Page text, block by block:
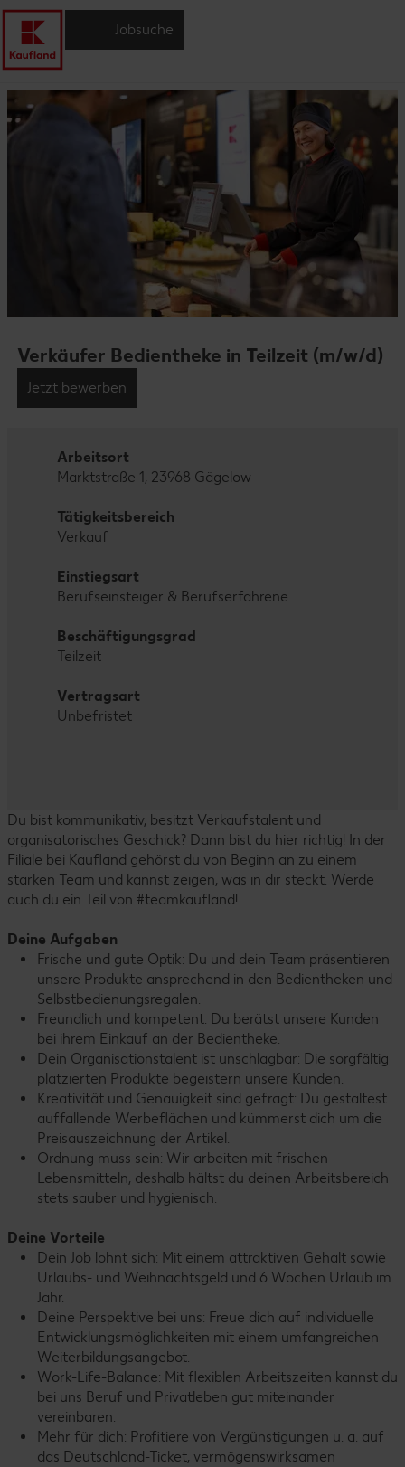
Jobsuche
Verkäufer Bedientheke in Teilzeit (m/w/d)
Jetzt bewerben
Arbeitsort
Marktstraße 1, 23968 Gägelow
Tätigkeitsbereich
Verkauf
Einstiegsart
Berufseinsteiger & Berufserfahrene
Beschäftigungsgrad
Teilzeit
Vertragsart
Unbefristet
Du bist kommunikativ, besitzt Verkaufstalent und
organisatorisches Geschick? Dann bist du hier richtig! In der
Filiale bei Kaufland gehörst du von Beginn an zu einem
starken Team und kannst zeigen, was in dir steckt. Werde
auch du ein Teil von #teamkaufland!
Deine Aufgaben
Frische und gute Optik: Du und dein Team präsentieren
unsere Produkte ansprechend in den Bedientheken und
Selbstbedienungsregalen.
Freundlich und kompetent: Du berätst unsere Kunden
bei ihrem Einkauf an der Bedientheke.
Dein Organisationstalent ist unschlagbar: Die sorgfältig
platzierten Produkte begeistern unsere Kunden.
Kreativität und Genauigkeit sind gefragt: Du gestaltest
auffallende Werbeflächen und kümmerst dich um die
Preisauszeichnung der Artikel.
Ordnung muss sein: Wir arbeiten mit frischen
Lebensmitteln, deshalb hältst du deinen Arbeitsbereich
stets sauber und hygienisch.
Deine Vorteile
Dein Job lohnt sich: Mit einem attraktiven Gehalt sowie
Urlaubs- und Weihnachtsgeld und 6 Wochen Urlaub im
Jahr.
Deine Perspektive bei uns: Freue dich auf individuelle
Entwicklungsmöglichkeiten mit einem umfangreichen
Weiterbildungsangebot.
Work-Life-Balance: Mit flexiblen Arbeitszeiten kannst du
bei uns Beruf und Privatleben gut miteinander
vereinbaren.
Mehr für dich: Profitiere von Vergünstigungen u. a. auf
das Deutschland-Ticket, vermögenswirksamen